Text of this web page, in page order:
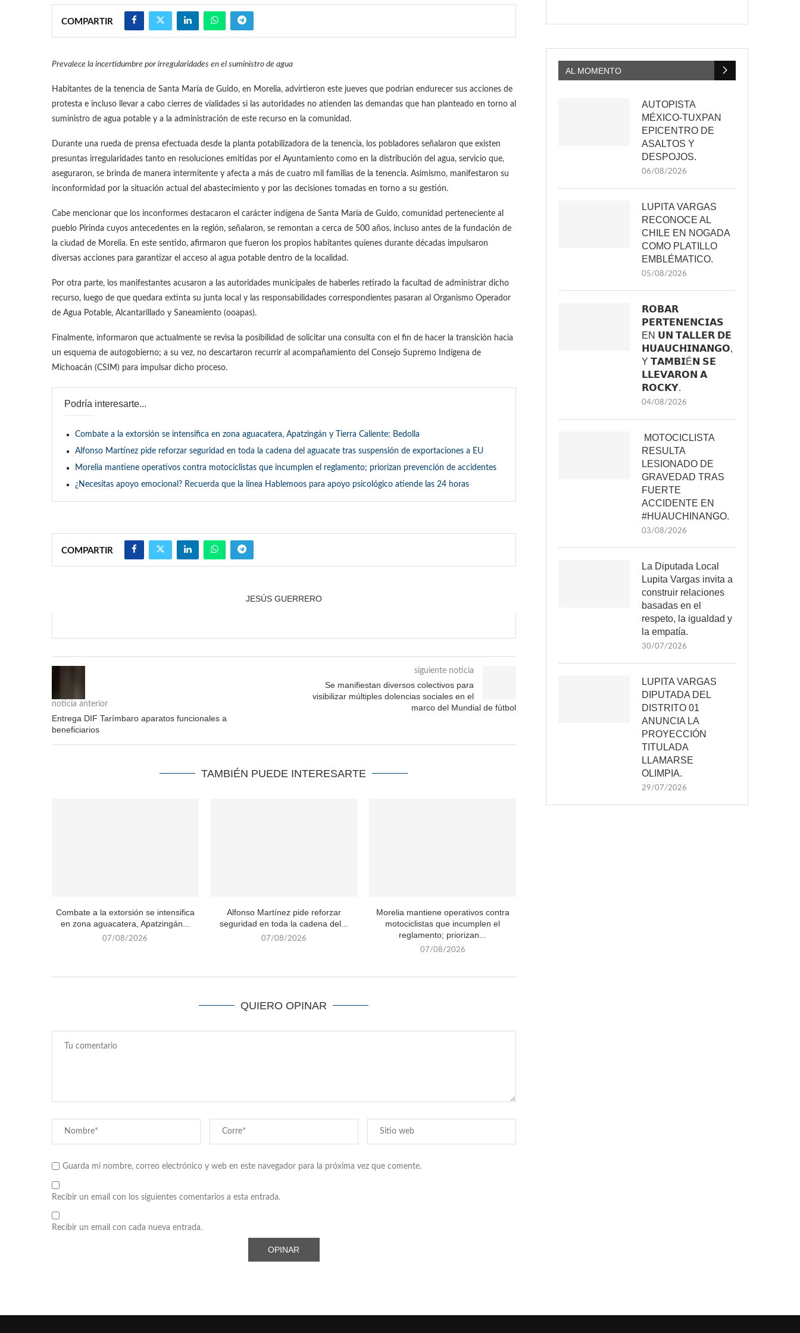
COMPARTIR
Prevalece la incertidumbre por irregularidades en el suministro de agua
Habitantes de la tenencia de Santa María de Guido, en Morelia, advirtieron este jueves que podrían endurecer sus acciones de
protesta e incluso llevar a cabo cierres de vialidades si las autoridades no atienden las demandas que han planteado en torno al
suministro de agua potable y a la administración de este recurso en la comunidad.
Durante una rueda de prensa efectuada desde la planta potabilizadora de la tenencia, los pobladores señalaron que existen
presuntas irregularidades tanto en resoluciones emitidas por el Ayuntamiento como en la distribución del agua, servicio que,
aseguraron, se brinda de manera intermitente y afecta a más de cuatro mil familias de la tenencia. Asimismo, manifestaron su
inconformidad por la situación actual del abastecimiento y por las decisiones tomadas en torno a su gestión.
Cabe mencionar que los inconformes destacaron el carácter indígena de Santa María de Guido, comunidad perteneciente al
pueblo Pirinda cuyos antecedentes en la región, señalaron, se remontan a cerca de 500 años, incluso antes de la fundación de
la ciudad de Morelia. En este sentido, afirmaron que fueron los propios habitantes quienes durante décadas impulsaron
diversas acciones para garantizar el acceso al agua potable dentro de la localidad.
Por otra parte, los manifestantes acusaron a las autoridades municipales de haberles retirado la facultad de administrar dicho
recurso, luego de que quedara extinta su junta local y las responsabilidades correspondientes pasaran al Organismo Operador
de Agua Potable, Alcantarillado y Saneamiento (ooapas).
Finalmente, informaron que actualmente se revisa la posibilidad de solicitar una consulta con el fin de hacer la transición hacia
un esquema de autogobierno; a su vez, no descartaron recurrir al acompañamiento del Consejo Supremo Indígena de
Michoacán (CSIM) para impulsar dicho proceso.
Podría interesarte...
Combate a la extorsión se intensifica en zona aguacatera, Apatzingán y Tierra Caliente: Bedolla
Alfonso Martínez pide reforzar seguridad en toda la cadena del aguacate tras suspensión de exportaciones a EU
Morelia mantiene operativos contra motociclistas que incumplen el reglamento; priorizan prevención de accidentes
¿Necesitas apoyo emocional? Recuerda que la línea Hablemoos para apoyo psicológico atiende las 24 horas
COMPARTIR
JESÚS GUERRERO
noticia anterior
Entrega DIF Tarímbaro aparatos funcionales a
beneficiarios
siguiente noticia
Se manifiestan diversos colectivos para
visibilizar múltiples dolencias sociales en el
marco del Mundial de fútbol
TAMBIÉN PUEDE INTERESARTE
Combate a la extorsión se intensifica
en zona aguacatera, Apatzingán...
07/08/2026
Alfonso Martínez pide reforzar
seguridad en toda la cadena del...
07/08/2026
Morelia mantiene operativos contra
motociclistas que incumplen el
reglamento; priorizan...
07/08/2026
QUIERO OPINAR
Guarda mi nombre, correo electrónico y web en este navegador para la próxima vez que comente.
Recibir un email con los siguientes comentarios a esta entrada.
Recibir un email con cada nueva entrada.
AL MOMENTO
AUTOPISTA
MÉXICO-TUXPAN
EPICENTRO DE
ASALTOS Y
DESPOJOS.
06/08/2026
LUPITA VARGAS
RECONOCE AL
CHILE EN NOGADA
COMO PLATILLO
EMBLÉMATICO.
05/08/2026
𝗥𝗢𝗕𝗔𝗥
𝗣𝗘𝗥𝗧𝗘𝗡𝗘𝗡𝗖𝗜𝗔𝗦
EN 𝗨𝗡 𝗧𝗔𝗟𝗟𝗘𝗥 𝗗𝗘
𝗛𝗨𝗔𝗨𝗖𝗛𝗜𝗡𝗔𝗡𝗚𝗢,
Y 𝗧𝗔𝗠𝗕𝗜É𝗡 𝗦𝗘
𝗟𝗟𝗘𝗩𝗔𝗥𝗢𝗡 𝗔
𝗥𝗢𝗖𝗞𝗬.
04/08/2026
MOTOCICLISTA
RESULTA
LESIONADO DE
GRAVEDAD TRAS
FUERTE
ACCIDENTE EN
#HUAUCHINANGO.
03/08/2026
La Diputada Local
Lupita Vargas invita a
construir relaciones
basadas en el
respeto, la igualdad y
la empatía.
30/07/2026
LUPITA VARGAS
DIPUTADA DEL
DISTRITO 01
ANUNCIA LA
PROYECCIÓN
TITULADA
LLAMARSE
OLIMPIA.
29/07/2026